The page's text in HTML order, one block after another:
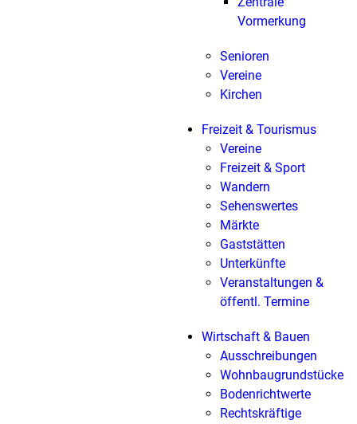
Vormerkung
Senioren
Vereine
Kirchen
Freizeit & Tourismus
Vereine
Freizeit & Sport
Wandern
Sehenswertes
Märkte
Gaststätten
Unterkünfte
Veranstaltungen &
öffentl. Termine
Wirtschaft & Bauen
Ausschreibungen
Wohnbaugrundstücke
Bodenrichtwerte
Rechtskräftige